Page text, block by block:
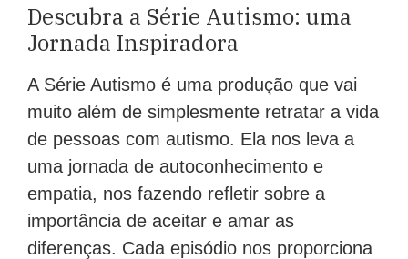
Descubra a Série Autismo: uma
Jornada Inspiradora
A Série Autismo é uma produção que vai
muito além de simplesmente retratar a vida
de pessoas com autismo. Ela nos leva a
uma jornada de autoconhecimento e
empatia, nos fazendo refletir sobre a
importância de aceitar e amar as
diferenças. Cada episódio nos proporciona